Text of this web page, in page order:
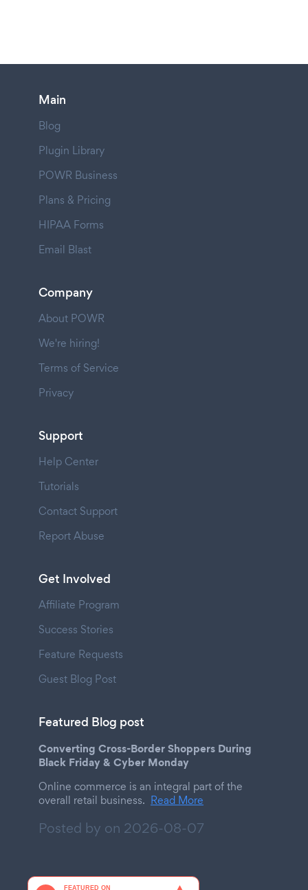
Main
Blog
Plugin Library
POWR Business
Plans & Pricing
HIPAA Forms
Email Blast
Company
About POWR
We're hiring!
Terms of Service
Privacy
Support
Help Center
Tutorials
Contact Support
Report Abuse
Get Involved
Affiliate Program
Success Stories
Feature Requests
Guest Blog Post
Featured Blog post
Converting Cross-Border Shoppers During
Black Friday & Cyber Monday
Online commerce is an integral part of the
overall retail business. Read More
Posted by on 2026-08-07